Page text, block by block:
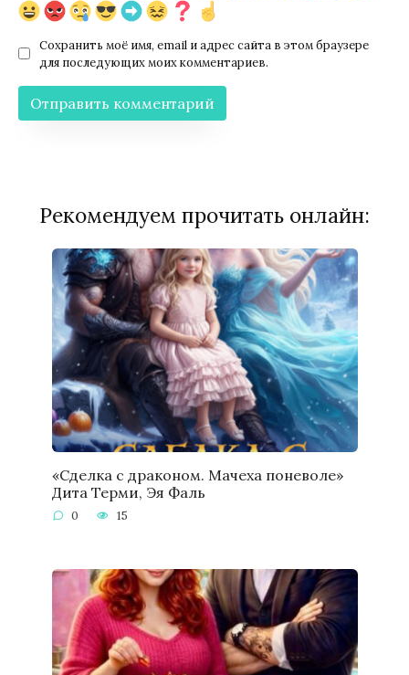
Сохранить моё имя, email и адрес сайта в этом браузере
для последующих моих комментариев.
Рекомендуем прочитать онлайн:
«Сделка с драконом. Мачеха поневоле»
Дита Терми, Эя Фаль
0 15